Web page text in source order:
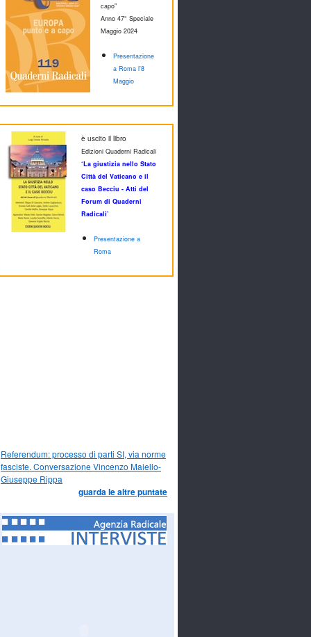
capo"
Anno 47° Speciale
Maggio 2024
Presentazione
a Roma l'8
Maggio
è uscito il libro
Edizioni Quaderni Radicali
‘La giustizia nello Stato
Città del Vaticano e il
caso Becciu - Atti del
Forum di Quaderni
Radicali’
Presentazione a
Roma
Referendum: processo di parti SI, via norme
fasciste. Conversazione Vincenzo Maiello-
Giuseppe Rippa
guarda le altre puntate